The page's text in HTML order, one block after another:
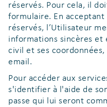
réservés. Pour cela, il
formulaire. En acceptant
réservés, l’Utilisateur
informations sincères et
civil et ses
email.
Pour accéder aux
s'identifier à l'aide de
passe qui lui seront